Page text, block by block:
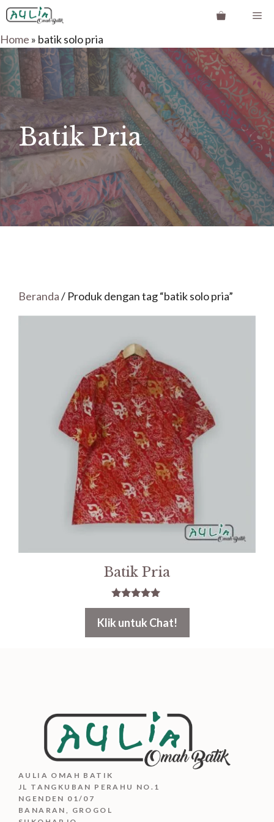
Langsung
ke
isi
Home » batik solo pria
Batik Pria
Beranda/ Produk dengan tag “batik solo pria”
Batik Pria
5.00
Klik untuk Chat!
AULIA OMAH BATIK
JL TANGKUBAN PERAHU NO.1
NGENDEN 01/07
BANARAN, GROGOL